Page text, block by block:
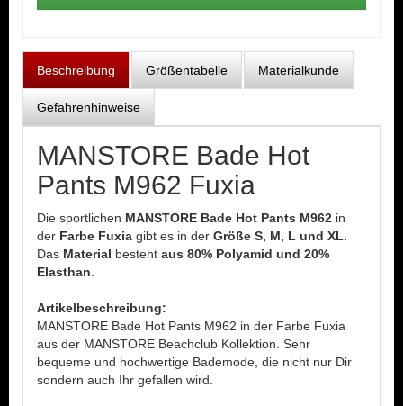
Beschreibung Größentabelle Materialkunde
Gefahrenhinweise
MANSTORE Bade Hot
Pants M962 Fuxia
Die sportlichen MANSTORE Bade Hot Pants M962 in
der Farbe Fuxia gibt es in der Größe S, M, L und XL.
Das Material besteht aus 80% Polyamid und 20%
Elasthan
Artikelbeschreibung:
MANSTORE Bade Hot Pants M962 in der Farbe Fuxia
aus der MANSTORE Beachclub Kollektion. Sehr
bequeme und hochwertige Bademode, die nicht nur Dir
sondern auch Ihr gefallen wird.